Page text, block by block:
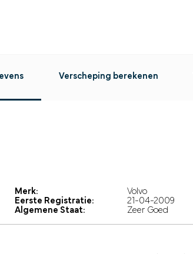
Verscheping berekenen
Merk: Volvo
Eerste Registratie: 21-04-2009
Algemene Staat: Zeer Goed